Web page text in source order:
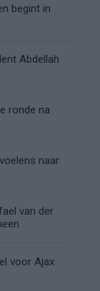
begint in
Abdellah
ronde na
naar
van der
voor Ajax